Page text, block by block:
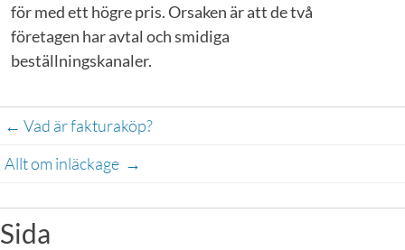
för med ett högre pris. Orsaken är att de två
företagen har avtal och smidiga
beställningskanaler.
Post
navigation
← Vad är fakturaköp?
Allt om inläckage →
Sida